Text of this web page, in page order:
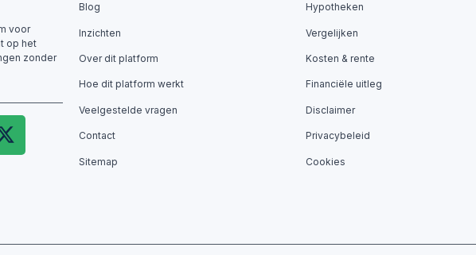
voor
op het
zonder
Blog
Inzichten
Over dit platform
Hoe dit platform werkt
Veelgestelde vragen
Contact
Sitemap
Hypotheken
Vergelijken
Kosten & rente
Financiële uitleg
Disclaimer
Privacybeleid
Cookies